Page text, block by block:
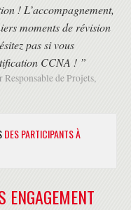
! L’accompagnement,
moments de révision
pas si vous
CCNA ! ”
Responsable de Projets,
DES PARTICIPANTS À
une formation CCNA
ENGAGEMENT